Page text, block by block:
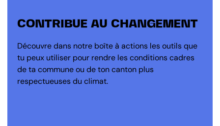
CONTRIBUE AU CHANGEMENT
Découvre dans notre boîte à actions les outils que
tu peux utiliser pour rendre les conditions cadres
de ta commune ou de ton canton plus
respectueuses du climat.